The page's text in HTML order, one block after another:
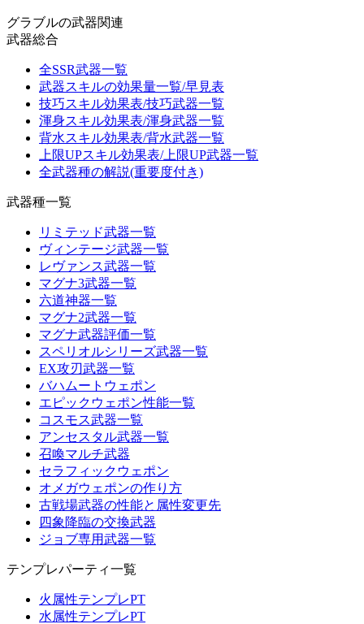
グラブルの武器関連
武器総合
全SSR武器一覧
武器スキルの効果量一覧/早見表
技巧スキル効果表/技巧武器一覧
渾身スキル効果表/渾身武器一覧
背水スキル効果表/背水武器一覧
上限UPスキル効果表/上限UP武器一覧
全武器種の解説(重要度付き)
武器種一覧
リミテッド武器一覧
ヴィンテージ武器一覧
レヴァンス武器一覧
マグナ3武器一覧
六道神器一覧
マグナ2武器一覧
マグナ武器評価一覧
スペリオルシリーズ武器一覧
EX攻刃武器一覧
バハムートウェポン
エピックウェポン性能一覧
コスモス武器一覧
アンセスタル武器一覧
召喚マルチ武器
セラフィックウェポン
オメガウェポンの作り方
古戦場武器の性能と属性変更先
四象降臨の交換武器
ジョブ専用武器一覧
テンプレパーティ一覧
火属性テンプレPT
水属性テンプレPT